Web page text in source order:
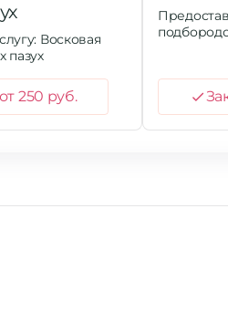
Восковая
пазух
250 руб.